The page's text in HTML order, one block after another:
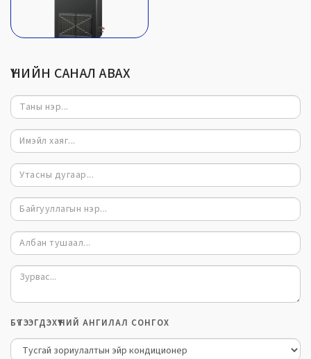
ҮНИЙН САНАЛ АВАХ
БҮТЭЭГДЭХҮҮНИЙ АНГИЛАЛ СОНГОХ